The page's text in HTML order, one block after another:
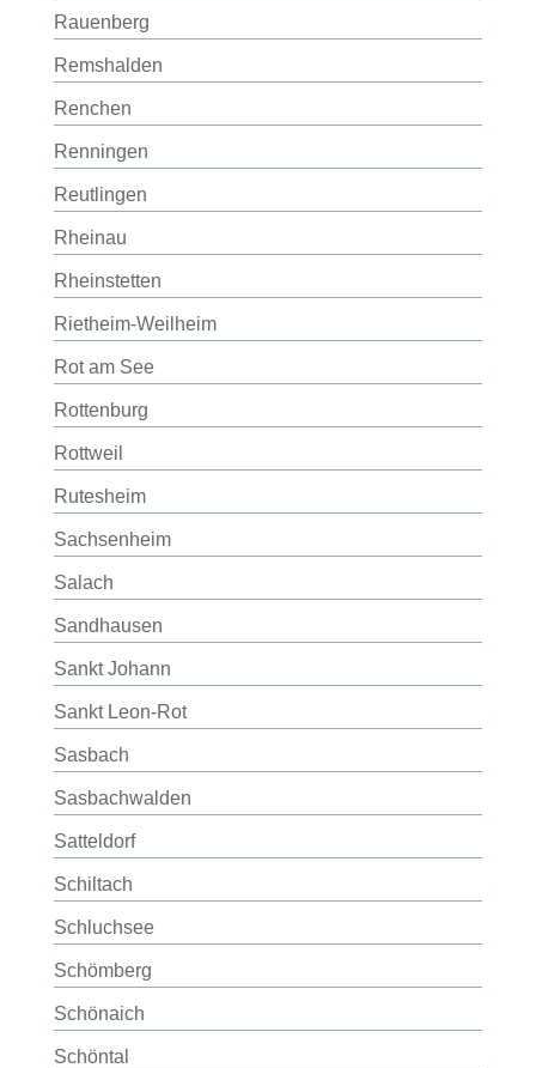
Rauenberg
Remshalden
Renchen
Renningen
Reutlingen
Rheinau
Rheinstetten
Rietheim-Weilheim
Rot am See
Rottenburg
Rottweil
Rutesheim
Sachsenheim
Salach
Sandhausen
Sankt Johann
Sankt Leon-Rot
Sasbach
Sasbachwalden
Satteldorf
Schiltach
Schluchsee
Schömberg
Schönaich
Schöntal